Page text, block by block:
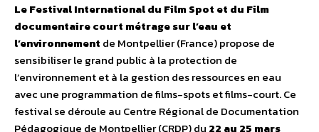
Le Festival International du Film Spot et du Film
documentaire court métrage sur l’eau et
l’environnement de Montpellier (France) propose de
sensibiliser le grand public à la protection de
l’environnement et à la gestion des ressources en eau
avec une programmation de films-spots et films-court. Ce
festival se déroule au Centre Régional de Documentation
Pédagogique de Montpellier (CRDP) du 22 au 25 mars